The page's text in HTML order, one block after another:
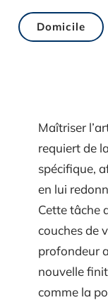
Domicile
Maîtriser
requiert de
spécifique,
en lui
Cette tâche
couches de
profondeur
nouvelle
comme la